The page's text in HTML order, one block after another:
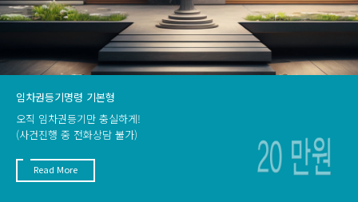
임차권등기명령 기본형
오직 임차권등기만 충실하게!
(사건진행 중 전화상담 불가)
Read More